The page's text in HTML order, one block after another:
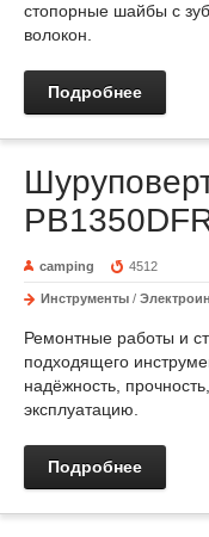
стопорные шайбы с
волокон.
Подробнее
camping 4512
Инструменты /
Ремонтные работы и
подходящего
надёжность,
эксплуатацию.
Подробнее